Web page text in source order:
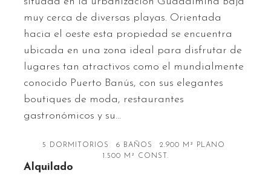
muy cerca de diversas playas. Orientada
hacia el oeste esta propiedad se encuentra
ubicada en una zona ideal para disfrutar de
lugares tan atractivos como el mundialmente
conocido Puerto Banús, con sus elegantes
boutiques de moda, restaurantes
gastronómicos y su…
5 DORMITORIOS 6 BAÑOS
2.900 M² PLANO
1.500 M² CONST.
Alquilado